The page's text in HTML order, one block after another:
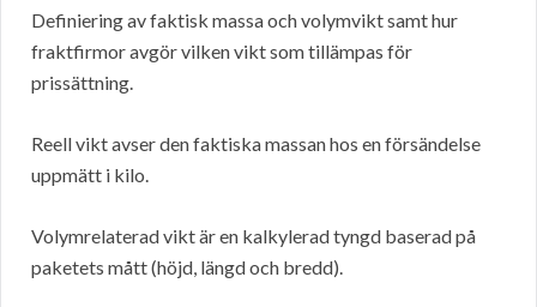
Definiering av faktisk massa och volymvikt samt hur
fraktfirmor avgör vilken vikt som tillämpas för
prissättning.
Reell vikt avser den faktiska massan hos en försändelse
uppmätt i kilo.
Volymrelaterad vikt är en kalkylerad tyngd baserad på
paketets mått (höjd, längd och bredd).